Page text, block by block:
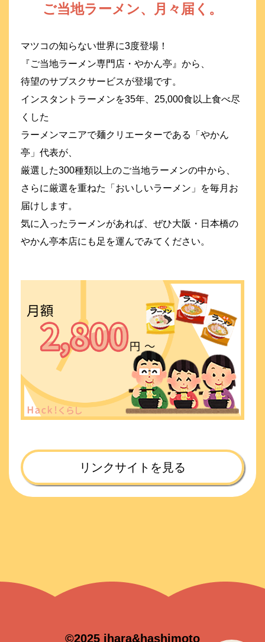
ご当地ラーメン、月々届く。
マツコの知らない世界に3度登場！
『ご当地ラーメン専門店・やかん亭』から、
待望のサブスクサービスが登場です。
インスタントラーメンを35年、25,000食以上食べ尽
くした
ラーメンマニアで麺クリエーターである「やかん
亭」代表が、
厳選した300種類以上のご当地ラーメンの中から、
さらに厳選を重ねた「おいしいラーメン」を毎月お
届けします。
気に入ったラーメンがあれば、ぜひ大阪・日本橋の
やかん亭本店にも足を運んでみてください。
リンクサイトを見る
©2025 ihara&hashimoto